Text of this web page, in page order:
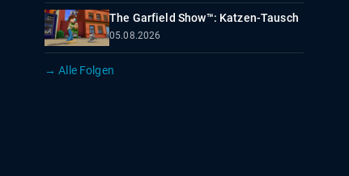
The Garfield Show™: Katzen-Tausch
05.08.2026
→ Alle Folgen